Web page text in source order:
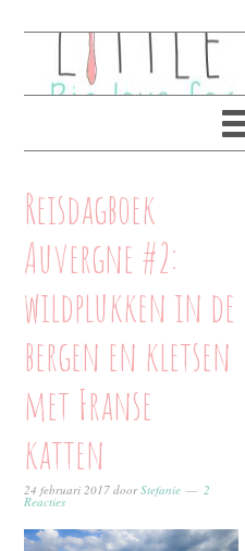
Reisdagboek
Auvergne #2:
wildplukken in de
bergen en kletsen
met Franse
katten
24 februari 2017 doorStefanie 2
Reacties